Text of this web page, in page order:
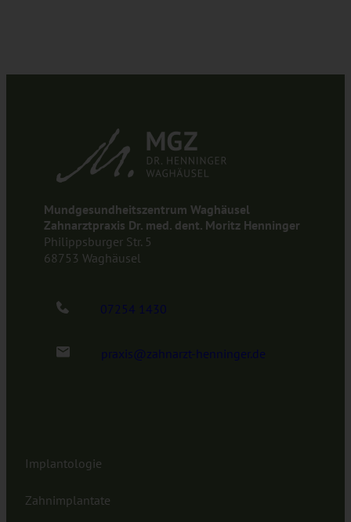
Mundgesundheitszentrum Waghäusel
Zahnarztpraxis Dr. med. dent. Moritz Henninger
Philippsburger Str. 5
68753 Waghäusel
07254 1430
praxis@zahnarzt-henninger.de
Implantologie
Zahnimplantate